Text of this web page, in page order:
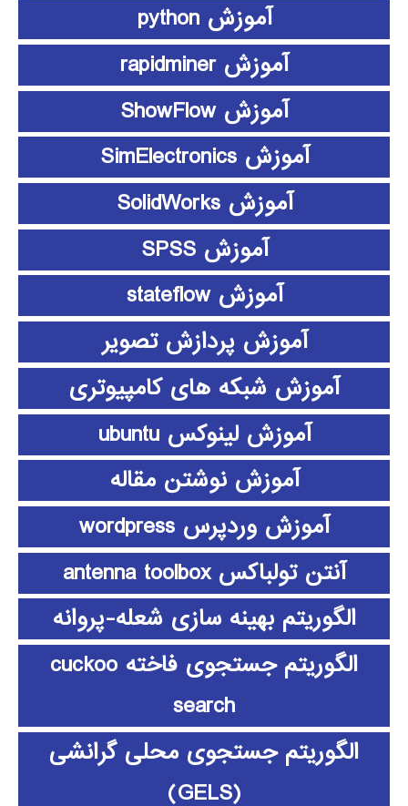
آموزش python
آموزش rapidminer
آموزش ShowFlow
آموزش SimElectronics
آموزش SolidWorks
آموزش SPSS
آموزش stateflow
آموزش پردازش تصویر
آموزش شبکه های کامپیوتری
آموزش لینوکس ubuntu
آموزش نوشتن مقاله
آموزش وردپرس wordpress
آنتن تولباکس antenna toolbox
الگوریتم بهینه سازی شعله-پروانه
الگوریتم جستجوی فاخته cuckoo
search
الگوریتم جستجوی محلی گرانشی
(GELS)